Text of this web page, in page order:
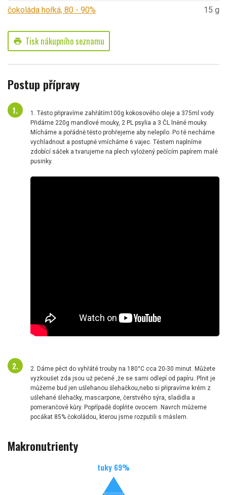
čokoláda hořká, 80 - 90%
15 g
print Tisk nákupního seznamu
Postup přípravy
1. Těsto připravíme zahřátím100g kokosového oleje a 375ml vody.
Přidáme 220g mandlové mouky, 2 PL psylia a 3 ČL lněné mouky.
Mícháme a pořádně těsto prohřejeme aby nelepilo. Po té necháme
vychladnout a postupně vmícháme 6 vajec. Těstem naplníme
zdobící sáček a tvarujeme na plech vyložený pečícím papírem malé
pusinky.
2. Dáme péct do vyhřáté trouby na 180°C cca 20-30 minut. Můžete
vyzkoušet zda jsou už pečené ,že se sami odlepí od papíru. Plnit je
můžeme bud jen ušlehanou šlehačkou,nebo si připravíme krém z
ušlehané šlehačky, mascarpone, čerstvého sýra, sladidla a
pomerančové kůry. Popřípadě doplňte ovocem .Navrch můžeme
pocákat 85% čokoládou, kterou jsme rozputili s máslem.
Makronutrienty
tuky 69%